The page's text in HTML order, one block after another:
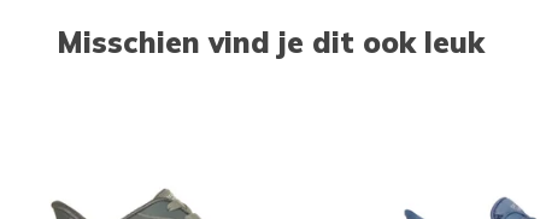
Misschien vind je dit ook leuk